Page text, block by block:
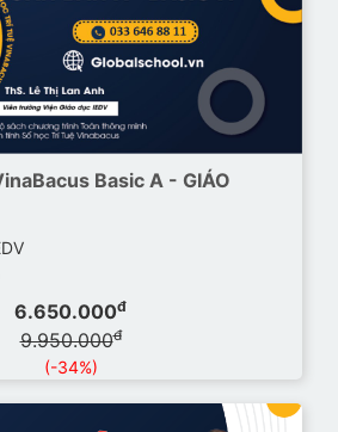
Basic A - GIÁO
6.650.000đ
9.950.000đ
(-34%)